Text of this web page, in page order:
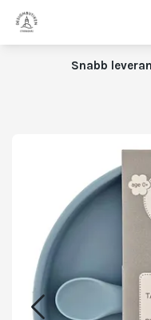
Snabb